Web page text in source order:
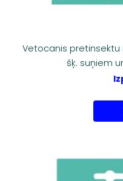
Vetocanis pretinsektu
šķ. suņiem